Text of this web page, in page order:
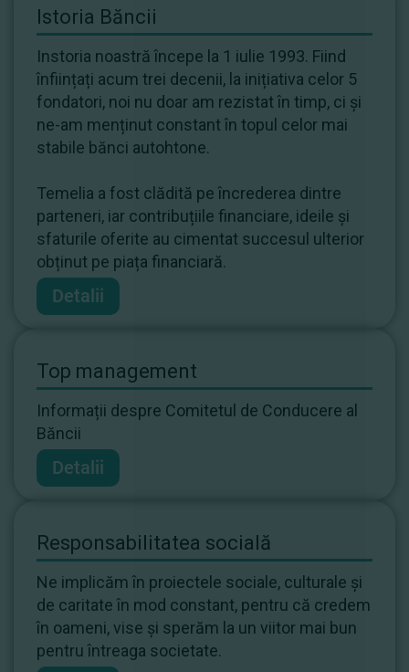
Istoria Băncii
Instoria noastră începe la 1 iulie 1993. Fiind
înființați acum trei decenii, la inițiativa celor 5
fondatori, noi nu doar am rezistat în timp, ci și
ne-am menținut constant în topul celor mai
stabile bănci autohtone.
Temelia a fost clădită pe încrederea dintre
parteneri, iar contribuțiile financiare, ideile și
sfaturile oferite au cimentat succesul ulterior
obținut pe piața financiară.
Detalii
Top management
Informații despre Comitetul de Conducere al
Băncii
Detalii
Responsabilitatea socială
Ne implicăm în proiectele sociale, culturale şi
de caritate în mod constant, pentru că credem
în oameni, vise și sperăm la un viitor mai bun
pentru întreaga societate.